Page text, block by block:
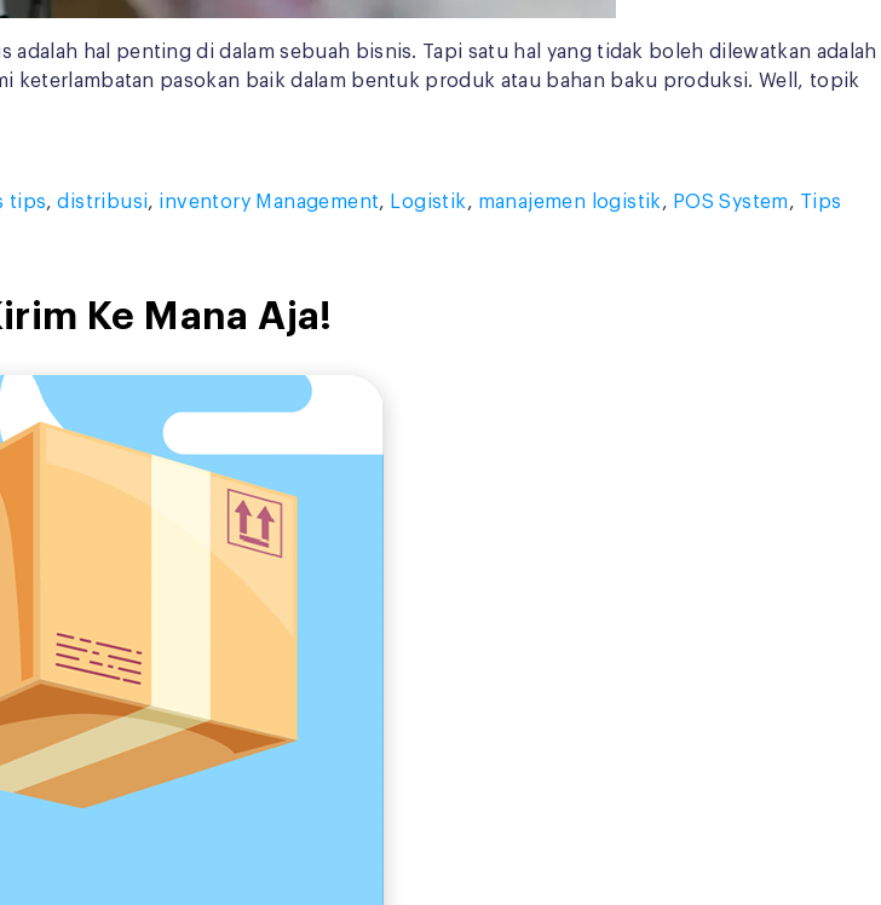
hal penting di dalam sebuah bisnis. Tapi satu hal yang tidak boleh dilewatkan adalah
keterlambatan pasokan baik dalam bentuk produk atau bahan baku produksi. Well, topik
tips,distribusi, inventory Management, Logistik, manajemen logistik, POS System, Tips
Ke Mana Aja!